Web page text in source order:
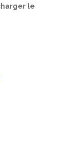
le